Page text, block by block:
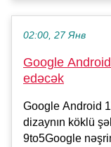
02:00, 27 Янв
Google
edəcək
Google Android
dizaynın köklü
9to5Google